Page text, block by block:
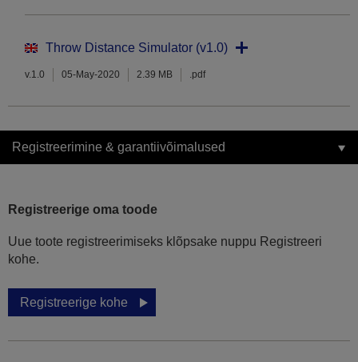
Throw Distance Simulator (v1.0)
v.1.0 05-May-2020 2.39 MB .pdf
Registreerimine & garantiivõimalused
Registreerige oma toode
Uue toote registreerimiseks klõpsake nuppu Registreeri
kohe.
Registreerige kohe